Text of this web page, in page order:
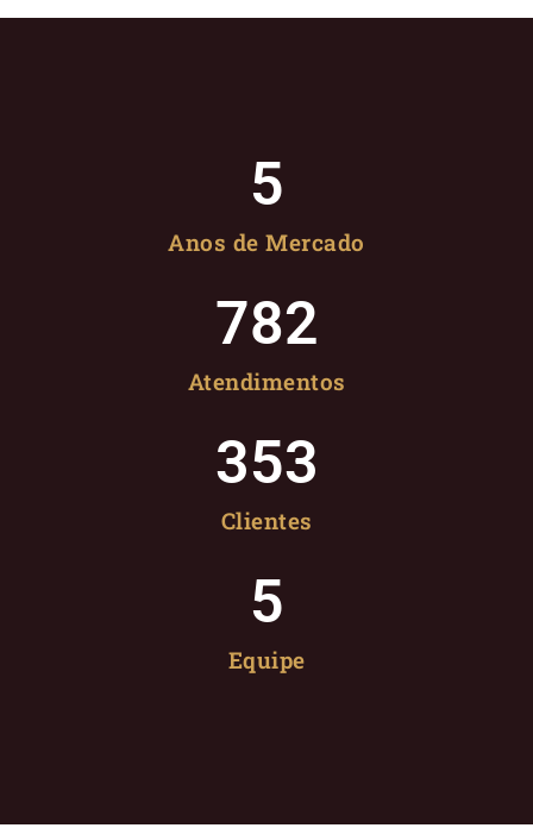
Anos de Mercado
5
Atendimentos
782
Clientes
353
Equipe
5